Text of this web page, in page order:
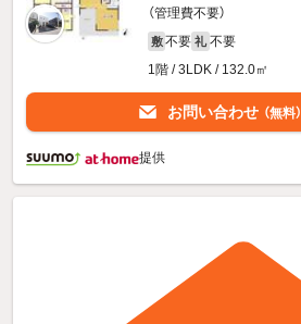
（管理費不要）
敷 不要 礼 不要
1階 / 3LDK / 132.0㎡
お問い合わせ （無料）
提供